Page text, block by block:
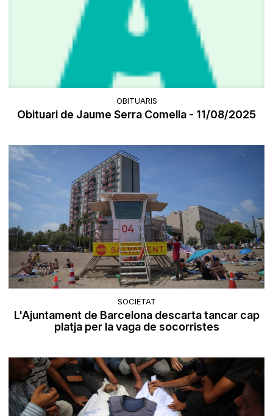
OBITUARIS
Obituari de Jaume Serra Comella - 11/08/2025
SOCIETAT
L'Ajuntament de Barcelona descarta tancar cap
platja per la vaga de socorristes